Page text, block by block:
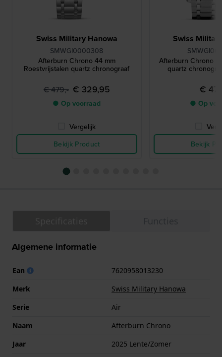
Swiss Military Hanowa
SMWGI0000308
Afterburn Chrono 44 mm
Roestvrijstalen quartz chronograaf
€ 479,- € 329,95
● Op voorraad
Vergelijk
Bekijk Product
Swiss
Afterburn Chrono
quartz
€
● Op
Bekijk
Algemene informatie
Ean
7620958013230
Merk
Swiss Military Hanowa
Serie
Air
Naam
Afterburn Chrono
Jaar
2025 Lente/Zomer